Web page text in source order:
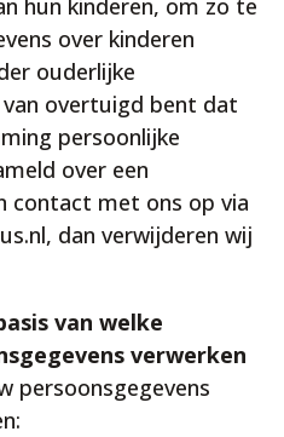
hun kinderen, om zo te
over kinderen
ouderlijke
overtuigd bent dat
persoonlijke
over een
contact met ons op via
dan verwijderen wij
van welke
verwerken
persoonsgegevens